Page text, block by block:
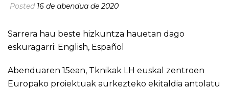
Posted 16 de abendua de 2020
Sarrera hau beste hizkuntza hauetan dago
eskuragarri: English, Español
Abenduaren 15ean, Tknikak LH euskal zentroen
Europako proiektuak aurkezteko ekitaldia antolatu